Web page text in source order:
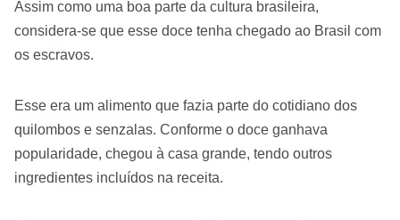
Assim como uma boa parte da cultura brasileira,
considera-se que esse doce tenha chegado ao Brasil com
os escravos.
Esse era um alimento que fazia parte do cotidiano dos
quilombos e senzalas. Conforme o doce ganhava
popularidade, chegou à casa grande, tendo outros
ingredientes incluídos na receita.